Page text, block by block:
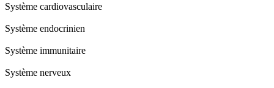
Système cardiovasculaire
Système endocrinien
Système immunitaire
Système nerveux